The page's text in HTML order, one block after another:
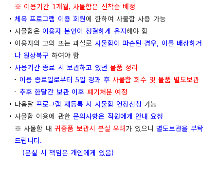
※ 이용기간 1개월, 사물함은 선착순 배정
체육 프로그램 이용 회원에 한하여 사물함 사용 가능
사물함은 이용자 본인이 청결하게 유지해야 함
이용자의 고의 또는 과실로 사물함이 파손된 경우, 이를 배상하거
나 원상복구 하여야 함
사용기간 종료 시 보관하고 있던 물품 정리
이용 종료일로부터 5일 경과 후 사물함 회수 및 물품 별도보관
추후한달간 보관이후 폐기처분 예정
다음달프로그램 재등록 시 사물함 연장신청 가능
사물함 이용에 관한문의사항은 직원에게 안내 요청
※ 사물함 내귀중품 보관시 분실 우려가 있으니 별도보관을 부탁
드립니다.
(분실 시 책임은 개인에게 있음)